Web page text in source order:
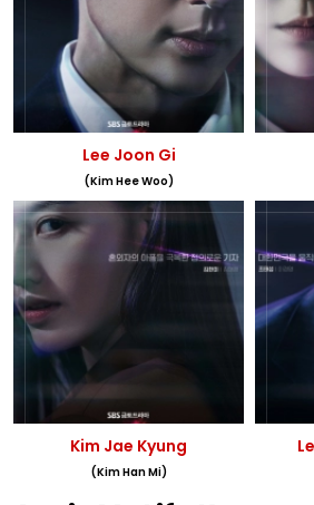
Lee Joon Gi
(Kim Hee Woo)
Kim Jae Kyung
(Kim Han Mi)